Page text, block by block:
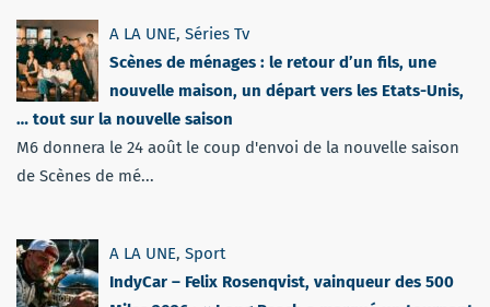
A LA UNE, Séries Tv
Scènes de ménages : le retour d’un fils, une
nouvelle maison, un départ vers les Etats-Unis,
… tout sur la nouvelle saison
M6 donnera le 24 août le coup d'envoi de la nouvelle saison
de Scènes de mé...
A LA UNE, Sport
IndyCar – Felix Rosenqvist, vainqueur des 500